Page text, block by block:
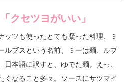
クセツヨがいい」
ッツも使ったとても凝った料理、ミ
ルブスという名前、ミーは麺、ルブ
本語に訳すと、ゆでた麺。えっ、
くなること多々。ソースにサツマイ